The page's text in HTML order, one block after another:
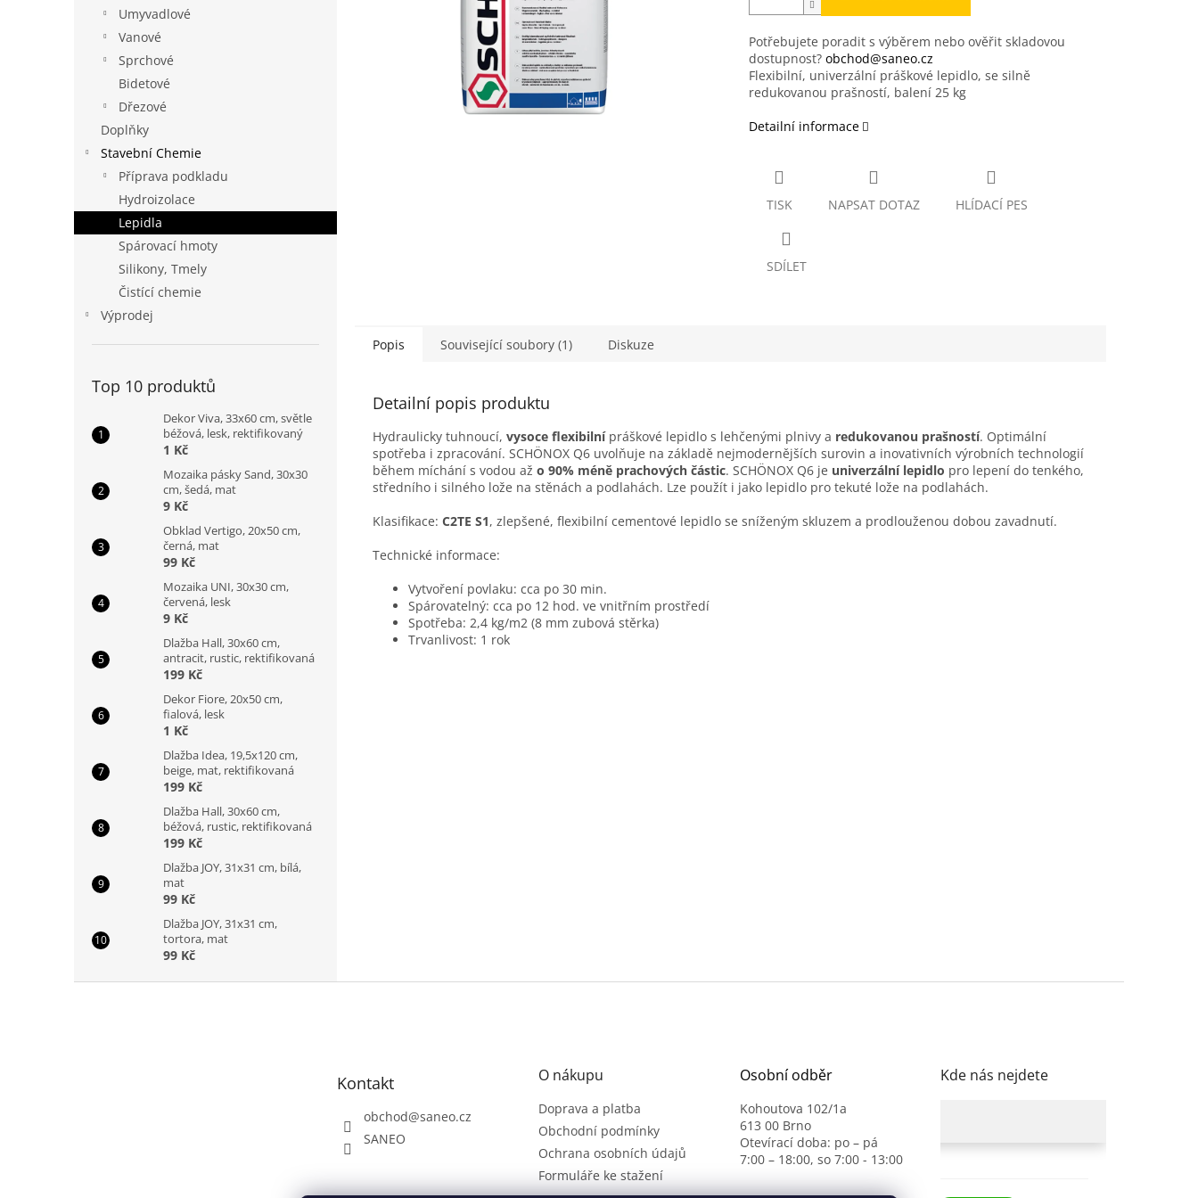
Umyvadlové
Vanové
Sprchové
Bidetové
Dřezové
Doplňky
Stavební Chemie
Příprava podkladu
Hydroizolace
Lepidla
Spárovací hmoty
Silikony, Tmely
Čistící chemie
Výprodej
Top 10 produktů
Dekor Viva, 33x60 cm, světle
béžová, lesk, rektifikovaný
1 Kč
Mozaika pásky Sand, 30x30
cm, šedá, mat
9 Kč
Obklad Vertigo, 20x50 cm,
černá, mat
99 Kč
Mozaika UNI, 30x30 cm,
červená, lesk
9 Kč
Dlažba Hall, 30x60 cm,
antracit, rustic, rektifikovaná
199 Kč
Dekor Fiore, 20x50 cm,
fialová, lesk
1 Kč
Dlažba Idea, 19,5x120 cm,
beige, mat, rektifikovaná
199 Kč
Dlažba Hall, 30x60 cm,
béžová, rustic, rektifikovaná
199 Kč
Dlažba JOY, 31x31 cm, bílá,
mat
99 Kč
Dlažba JOY, 31x31 cm,
tortora, mat
99 Kč
Potřebujete poradit s výběrem nebo ověřit skladovou
dostupnost? obchod@saneo.cz
Flexibilní, univerzální práškové lepidlo, se silně
redukovanou prašností, balení 25 kg
Detailní informace
TISK NAPSAT DOTAZ HLÍDACÍ PES
SDÍLET
Popis Související soubory (1) Diskuze
Detailní popis produktu
Hydraulicky tuhnoucí, vysoce flexibilnípráškové lepidlo s lehčenými plnivy a redukovanou prašností. Optimální
spotřeba i zpracování. SCHÖNOX Q6 uvolňuje na základě nejmodernějších surovin a inovativních výrobních technologií
během míchání s vodou až o 90% méně prachových částic. SCHÖNOX Q6 je univerzální lepidlo pro lepení do tenkého,
středního i silného lože na stěnách a podlahách. Lze použít i jako lepidlo pro tekuté lože na podlahách.
Klasifikace: C2TE S1, zlepšené, flexibilní cementové lepidlo se sníženým skluzem a prodlouženou dobou zavadnutí.
Technické informace:
Vytvoření povlaku: cca po 30 min.
Spárovatelný: cca po 12 hod. ve vnitřním prostředí
Spotřeba: 2,4 kg/m2 (8 mm zubová stěrka)
Trvanlivost: 1 rok
Kontakt
obchod@saneo.cz
SANEO
O nákupu
Doprava a platba
Obchodní podmínky
Ochrana osobních údajů
Formuláře ke stažení
Osobní odběr
Kohoutova 102/1a
613 00 Brno
Otevírací doba: po – pá
7:00 – 18:00, so 7:00 - 13:00
Kde nás nejdete